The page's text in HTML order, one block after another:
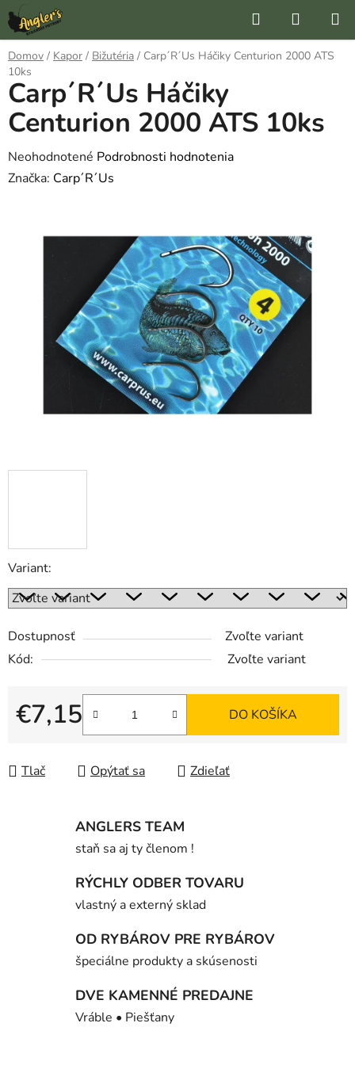
Prejsť
na
obsah
Hľadať
KOŠÍK
Domov / Kapor / Bižutéria / Carp´R´Us Háčiky Centurion 2000 ATS
10ks
Variant:
Dostupnosť
Zvoľte variant
Kód:
Zvoľte variant
€7,15
Jednotková cena:
DO KOŠÍKA
Tlač Opýtať sa Zdieľať
Carp´R´Us Háčiky
Centurion 2000 ATS 10ks
Priemerné
hodnotenie
Neohodnotené Podrobnosti hodnotenia
Značka: Carp´R´Us
ANGLERS TEAM
staň sa aj ty členom !
RÝCHLY ODBER TOVARU
vlastný a externý sklad
OD RYBÁROV PRE RYBÁROV
špeciálne produkty a skúsenosti
DVE KAMENNÉ PREDAJNE
Vráble • Piešťany